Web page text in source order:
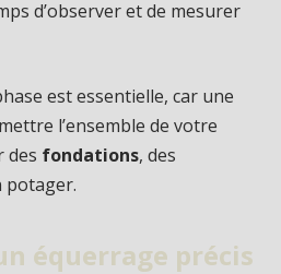
d’observer et de mesurer
est essentielle, car une
l’ensemble de votre
des fondations, des
potager.
équerrage précis